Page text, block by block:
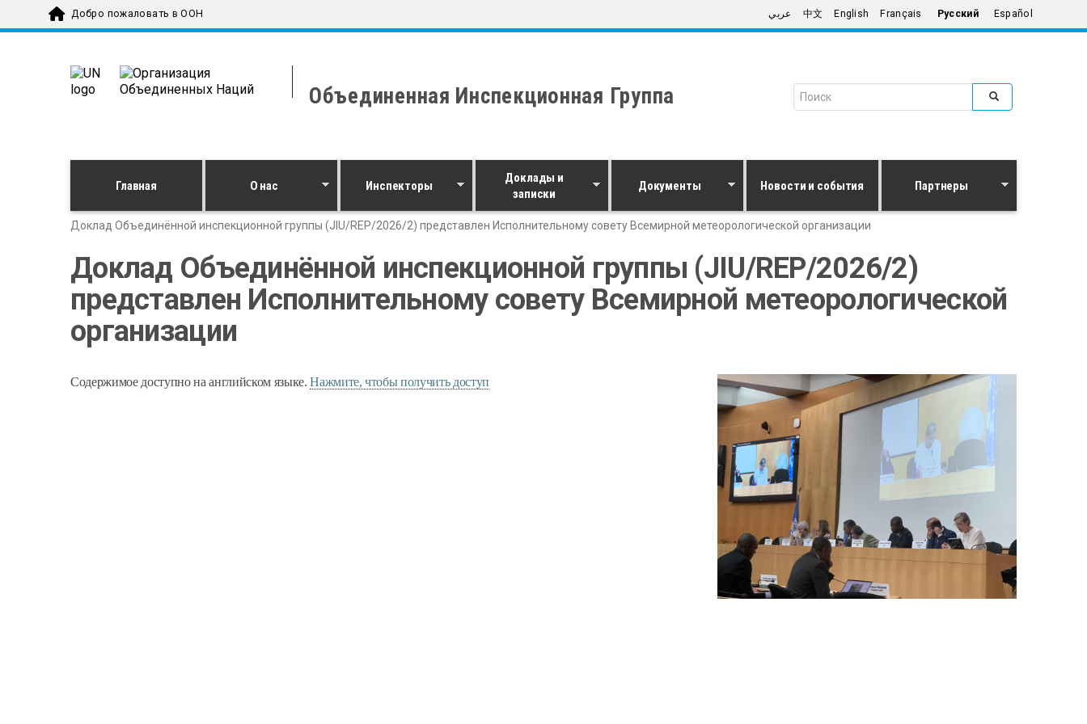
Skip to main contentДобро пожаловать в ООН عربي 中文 English Français Русский Español
Объединенная Инспекционная Группа Search form
Главная О нас Инспекторы
Доклады и
записки
Документы Новости и события Партнеры
Доклад Объединённой инспекционной группы (JIU/REP/2026/2) представлен Исполнительному совету Всемирной метеорологической организации
Доклад Объединённой инспекционной группы (JIU/REP/2026/2)
представлен Исполнительному совету Всемирной метеорологической
организации
Содержимое доступно на английском языке. Нажмите, чтобы получить доступ
img_0019.jpg_wmo.jpg